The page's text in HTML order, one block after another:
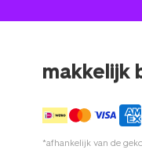
makkelijk
*afhankelijk van de